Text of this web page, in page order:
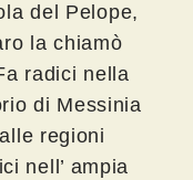
del Pelope,
la chiamò
radici nella
di Messinia
regioni
nell’ ampia